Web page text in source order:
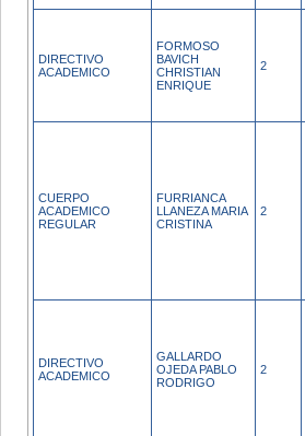
DIRECTIVO
ACADEMICO
FORMOSO
BAVICH
CHRISTIAN
ENRIQUE
2
CUERPO
ACADEMICO
REGULAR
FURRIANCA
LLANEZA MARIA
CRISTINA
2
DIRECTIVO
ACADEMICO
GALLARDO
OJEDA PABLO
RODRIGO
2